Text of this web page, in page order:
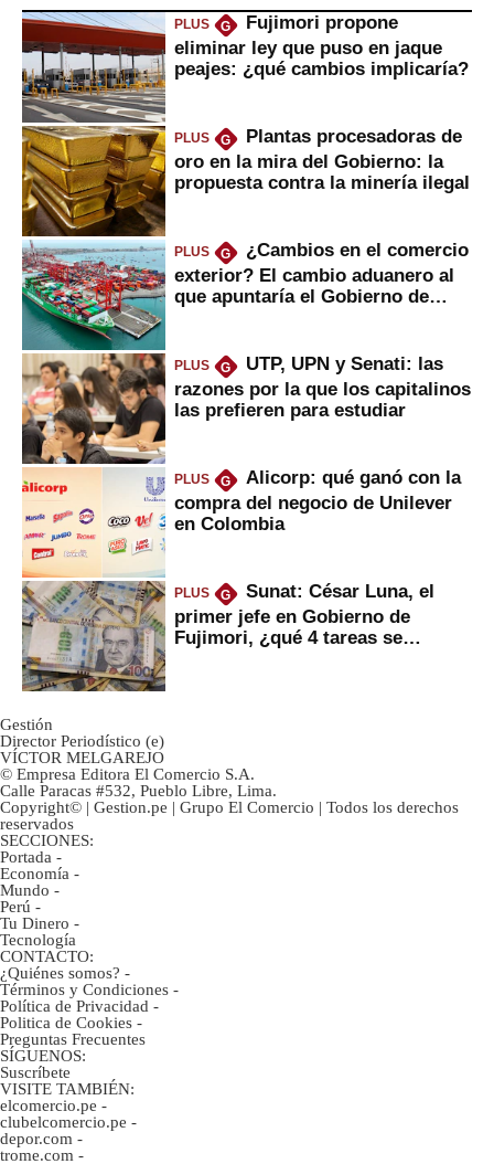
PLUS G
Fujimori propone
eliminar ley que puso en jaque
peajes: ¿qué cambios implicaría?
PLUS G
Plantas procesadoras de
oro en la mira del Gobierno: la
propuesta contra la minería ilegal
PLUS G
¿Cambios en el comercio
exterior? El cambio aduanero al
que apuntaría el Gobierno de
PLUS G
UTP, UPN y Senati: las
razones por la que los capitalinos
las prefieren para estudiar
PLUS G
Alicorp: qué ganó con la
compra del negocio de Unilever
en Colombia
PLUS G
Sunat: César Luna, el
primer jefe en Gobierno de
Fujimori, ¿qué 4 tareas se
Gestión
Director Periodístico (e)
VÍCTOR MELGAREJO
© Empresa Editora El Comercio S.A.
Calle Paracas #532, Pueblo Libre, Lima.
Copyright© | Gestion.pe | Grupo El Comercio | Todos los derechos
reservados
SECCIONES:
Portada -
Economía -
Mundo -
Perú -
Tu Dinero -
Tecnología
CONTACTO:
¿Quiénes somos? -
Términos y Condiciones -
Política de Privacidad -
Politica de Cookies -
Preguntas Frecuentes
SÍGUENOS:
Suscríbete
VISITE TAMBIÉN:
elcomercio.pe -
clubelcomercio.pe -
depor.com -
trome.com -